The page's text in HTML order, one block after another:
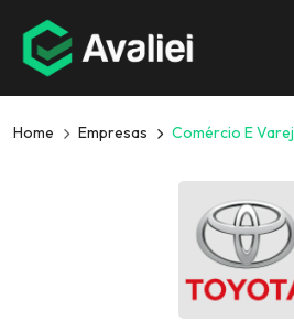
Home Empresas Comércio E